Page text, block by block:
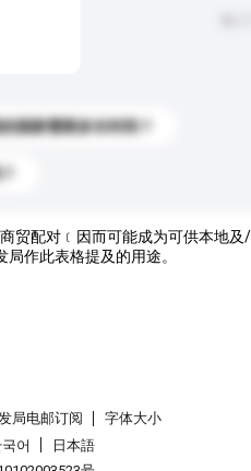
国家需要多长时间？
贸配对﹝因而可能成为可供本地
作此表格提及的用途。
局电邮订阅
字体大小
어
日本語